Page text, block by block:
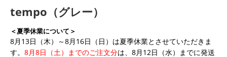
tempo（グレー）
＜夏季休業について＞
8月13日（木）～8月16日（日）は夏季休業とさせていただきま
す。 8月8日（土）までのご注文分は、8月12日（水）までに発送